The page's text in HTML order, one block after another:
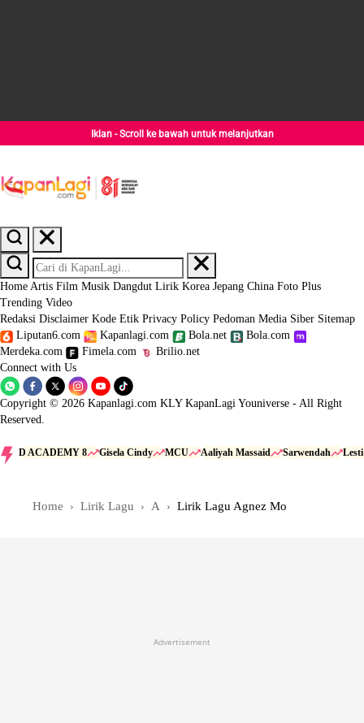
Iklan - Scroll ke bawah untuk melanjutkan
Home Artis Film Musik Dangdut Lirik Korea Jepang China Foto Plus
Trending Video
Redaksi Disclaimer Kode Etik Privacy Policy Pedoman Media Siber Sitemap
Liputan6.com
Kapanlagi.com Bola.net
Bola.com
Merdeka.com
Fimela.com
Brilio.net
Connect with Us
Copyright © 2026 Kapanlagi.com KLY KapanLagi Youniverse - All Right
Reserved.
D ACADEMY 8 Gisela Cindy MCU Aaliyah Massaid Sarwendah
Home Lirik Lagu A Lirik Lagu Agnez Mo
Advertisement